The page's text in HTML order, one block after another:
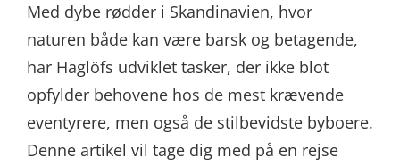
Med dybe rødder i Skandinavien, hvor
naturen både kan være barsk og betagende,
har Haglöfs udviklet tasker, der ikke blot
opfylder behovene hos de mest krævende
eventyrere, men også de stilbevidste byboere.
Denne artikel vil tage dig med på en rejse